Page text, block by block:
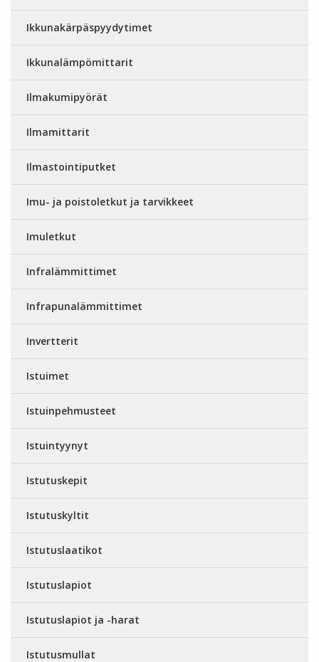
Ikkunakärpäspyydytimet
Ikkunalämpömittarit
Ilmakumipyörät
Ilmamittarit
Ilmastointiputket
Imu- ja poistoletkut ja tarvikkeet
Imuletkut
Infralämmittimet
Infrapunalämmittimet
Invertterit
Istuimet
Istuinpehmusteet
Istuintyynyt
Istutuskepit
Istutuskyltit
Istutuslaatikot
Istutuslapiot
Istutuslapiot ja -harat
Istutusmullat